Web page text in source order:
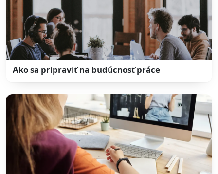
Ako sa pripraviť na budúcnosť práce